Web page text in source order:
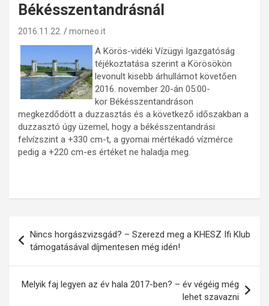
Békésszentandrásnál
2016.11.22. morneo.it
A Körös-vidéki Vízügyi Igazgatóság
téjékoztatása szerint a Körösökön
levonult kisebb árhullámot követően
2016. november 20-án 05:00-
kor Békésszentandráson
megkezdődött a duzzasztás és a következő időszakban a
duzzasztó úgy üzemel, hogy a békésszentandrási
felvízszint a +330 cm-t, a gyomai mértékadó vízmérce
pedig a +220 cm-es értéket ne haladja meg.
navigáció
Nincs horgászvizsgád? – Szerezd meg a KHESZ Ifi Klub
támogatásával díjmentesen még idén!
Melyik faj legyen az év hala 2017-ben? – év végéig még
lehet szavazni